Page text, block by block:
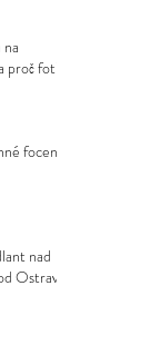
fotit
focení?
nad
Ostravy